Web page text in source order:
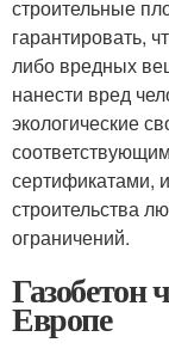
строительные
гарантировать,
либо вредных
нанести вред
экологические
сертификатами,
строительства
ограничений.
Газобетон
Европе